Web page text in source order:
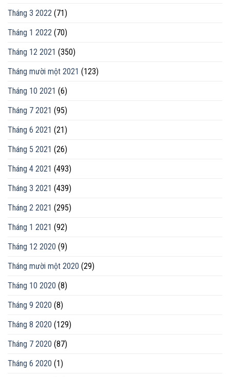
Tháng 3 2022 (71)
Tháng 1 2022 (70)
Tháng 12 2021 (350)
Tháng mười một 2021 (123)
Tháng 10 2021 (6)
Tháng 7 2021 (95)
Tháng 6 2021 (21)
Tháng 5 2021 (26)
Tháng 4 2021 (493)
Tháng 3 2021 (439)
Tháng 2 2021 (295)
Tháng 1 2021 (92)
Tháng 12 2020 (9)
Tháng mười một 2020 (29)
Tháng 10 2020 (8)
Tháng 9 2020 (8)
Tháng 8 2020 (129)
Tháng 7 2020 (87)
Tháng 6 2020 (1)